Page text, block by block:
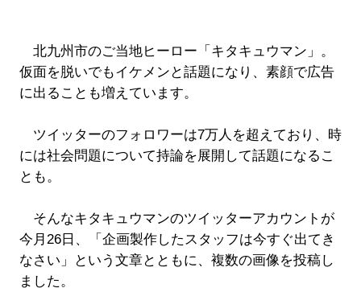
北九州市のご当地ヒーロー「キタキュウマン」。
仮面を脱いでもイケメンと話題になり、素顔で広告
に出ることも増えています。
ツイッターのフォロワーは7万人を超えており、時
には社会問題について持論を展開して話題になるこ
とも。
そんなキタキュウマンのツイッターアカウントが
今月26日、「企画製作したスタッフは今すぐ出てき
なさい」という文章とともに、複数の画像を投稿し
ました。